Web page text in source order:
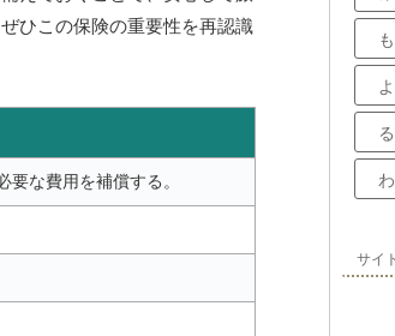
ひこの保険の重要性を再認識
な費用を補償する。
も
よ
る
わ
サイ